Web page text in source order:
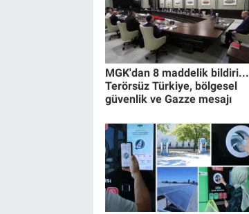
MGK'dan 8 maddelik bildiri...
Terörsüz Türkiye, bölgesel
güvenlik ve Gazze mesajı